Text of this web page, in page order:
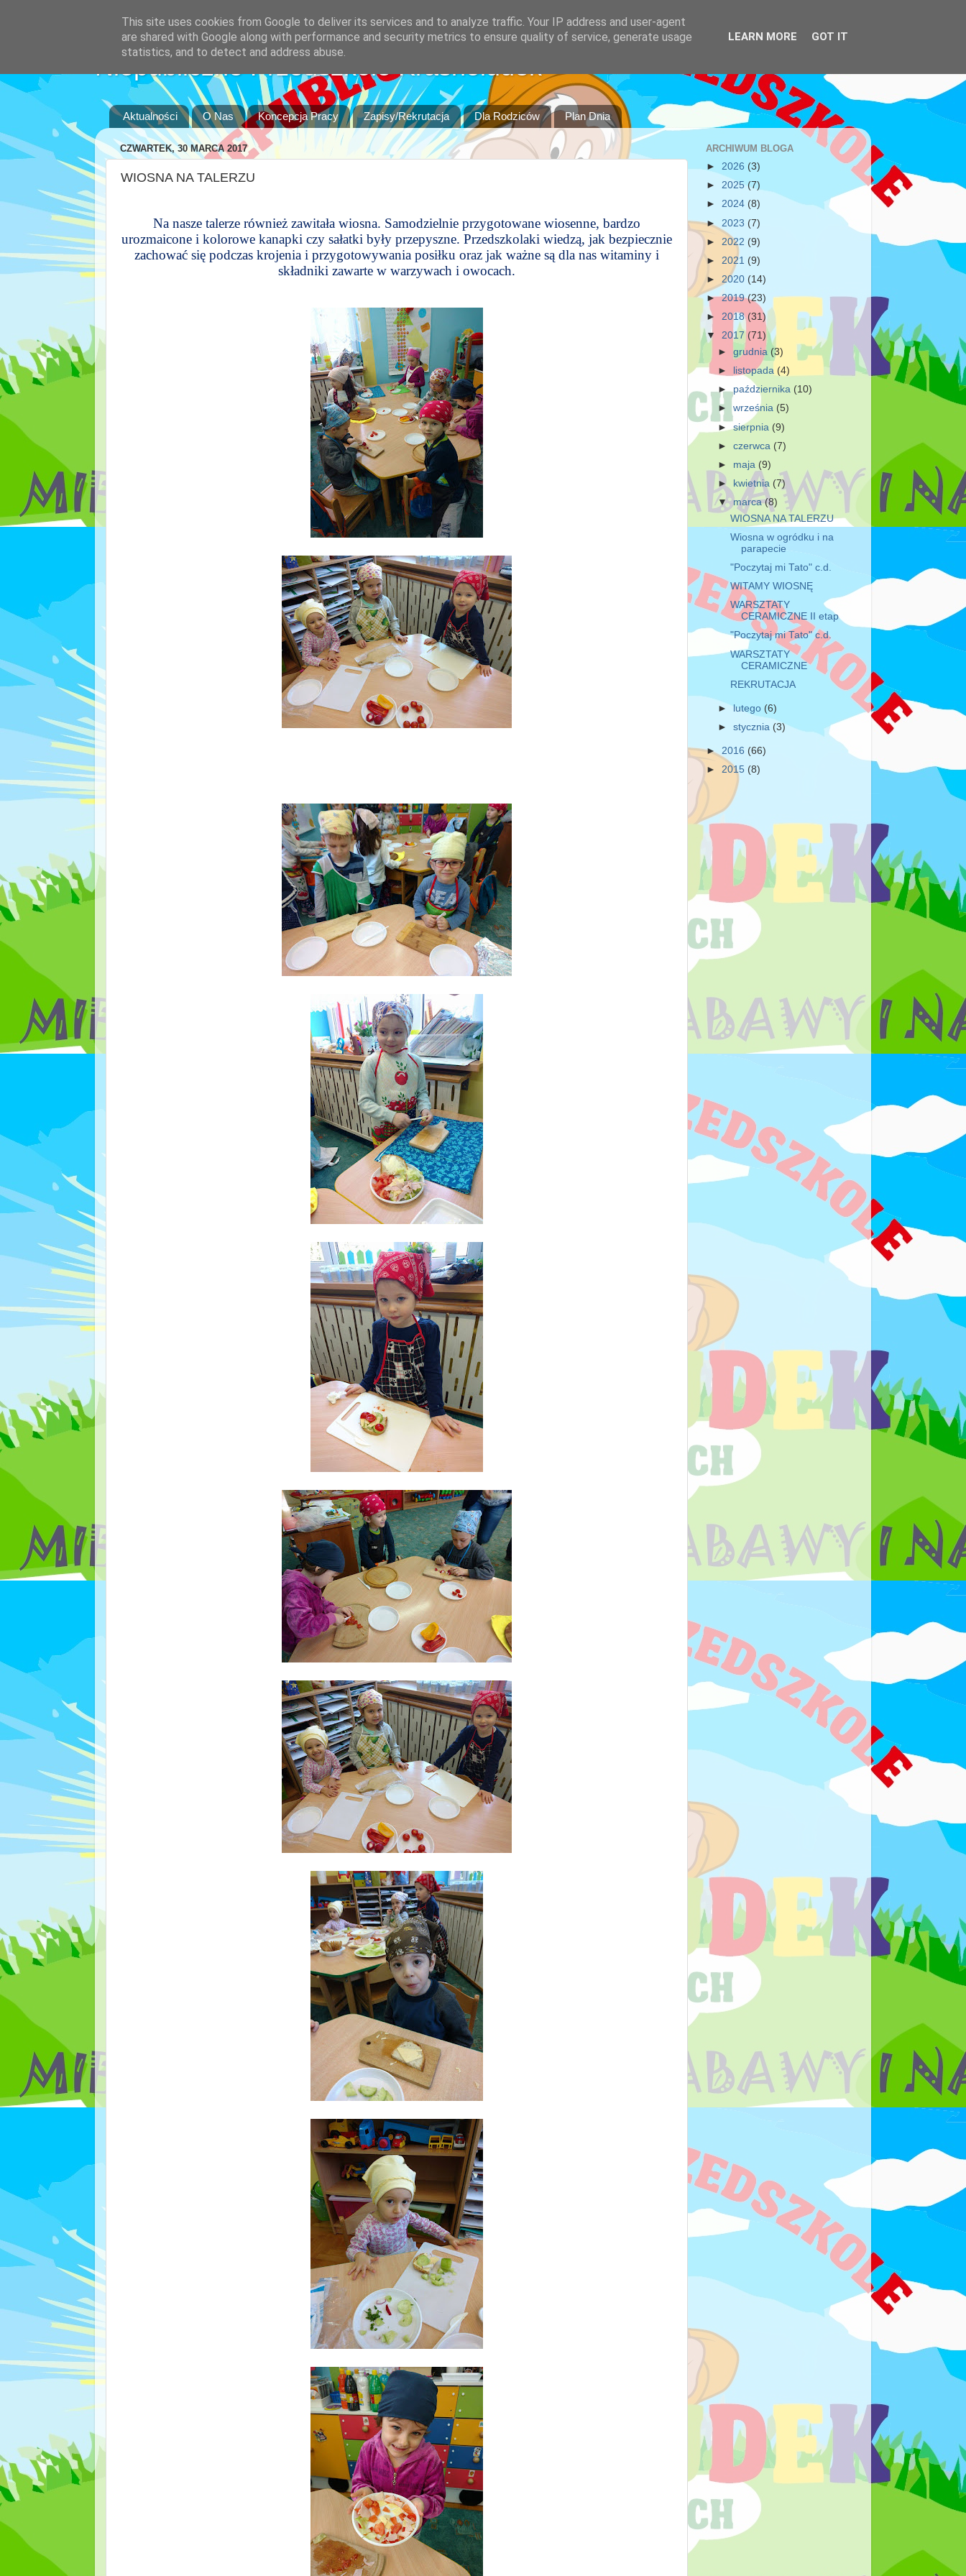
Niepubliczne Przedszkole Krasnoludek
Aktualności O Nas Koncepcja Pracy Zapisy/Rekrutacja Dla Rodziców Plan Dnia
CZWARTEK, 30 MARCA 2017
WIOSNA NA TALERZU
Na nasze talerze również zawitała wiosna. Samodzielnie przygotowane wiosenne, bardzo
urozmaicone i kolorowe kanapki czy sałatki były przepyszne. Przedszkolaki wiedzą, jak bezpiecznie
zachować się podczas krojenia i przygotowywania posiłku oraz jak ważne są dla nas witaminy i
składniki zawarte w warzywach i owocach.
ARCHIWUM BLOGA
► 2026 (3)
► 2025(7)
► 2024 (8)
► 2023 (7)
► 2022 (9)
► 2021 (9)
► 2020 (14)
►2019(23)
► 2018 (31)
▼ 2017 (71)
►grudnia(3)
►
listopada (4)
►października (10)
►września (5)
►sierpnia (9)
►czerwca (7)
► maja (9)
►
kwietnia (7)
▼ marca(8)
WIOSNA NA TALERZU
Wiosna w ogródku i na
parapecie
"Poczytaj mi Tato" c.d.
WITAMY WIOSNĘ
WARSZTATY
CERAMICZNE II etap
"Poczytaj mi Tato" c.d.
WARSZTATY
CERAMICZNE
REKRUTACJA
►lutego (6)
►stycznia (3)
► 2016 (66)
► 2015 (8)
This site uses cookies from Google to deliver its services and to analyze traffic. Your IP address and user-agent
are shared with Google along with performance and security metrics to ensure quality of service, generate usage
statistics, and to detect and address abuse.
LEARN MORE GOT IT